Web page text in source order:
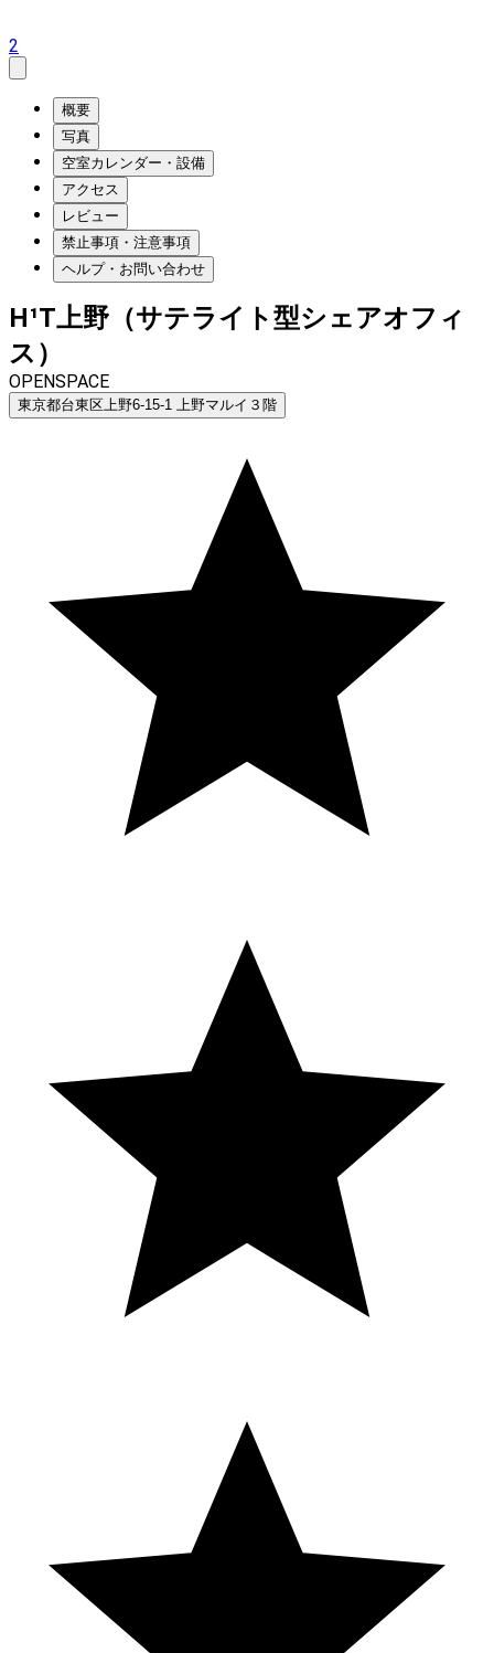
2
概要
写真
空室カレンダー・設備
アクセス
レビュー
禁止事項・注意事項
ヘルプ・お問い合わせ
H¹T上野（サテライト型シェアオフィ
ス）
OPENSPACE
東京都台東区上野6-15-1 上野マルイ３階